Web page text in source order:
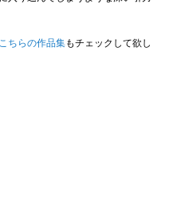
こちらの作品集もチェックして欲し